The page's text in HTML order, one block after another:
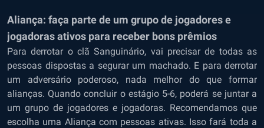
Aliança: faça parte de um grupo de jogadores e
jogadoras ativos para receber bons prêmios
Para derrotar o clã Sanguinário, vai precisar de todas as
pessoas dispostas a segurar um machado. E para derrotar
um adversário poderoso, nada melhor do que formar
alianças. Quando concluir o estágio 5-6, poderá se juntar a
um grupo de jogadores e jogadoras. Recomendamos que
escolha uma Aliança com pessoas ativas. Isso fará toda a